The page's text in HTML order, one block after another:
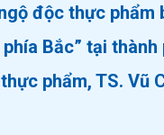
độc thực
Bắc” tại
phẩm, TS. Vũ